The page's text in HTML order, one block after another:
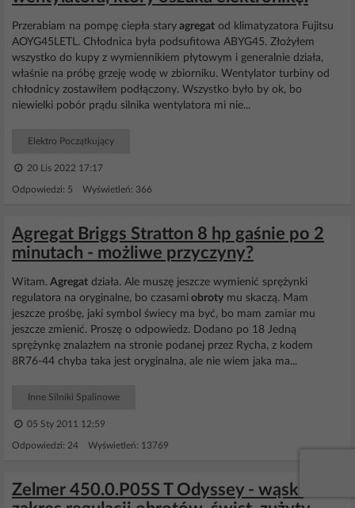
Przerabiam na pompę ciepła stary agregat od klimatyzatora Fujitsu
AOYG45LETL. Chłodnica była podsufitowa ABYG45. Złożyłem
wszystko do kupy z wymiennikiem płytowym i generalnie działa,
właśnie na próbę grzeję wodę w zbiorniku. Wentylator turbiny od
chłodnicy zostawiłem podłączony. Wszystko było by ok, bo
niewielki pobór prądu silnika wentylatora mi nie...
Elektro Początkujący
20 Lis 2022 17:17
Odpowiedzi: 5 Wyświetleń: 366
Agregat Briggs Stratton 8 hp gaśnie po 2
minutach - możliwe przyczyny?
Witam. Agregat działa. Ale muszę jeszcze wymienić sprężynki
regulatora na oryginalne, bo czasami obroty mu skaczą. Mam
jeszcze prośbę, jaki symbol świecy ma być, bo mam zamiar mu
jeszcze zmienić. Proszę o odpowiedz. Dodano po 18 Jedną
sprężynkę znalazłem na stronie podanej przez Rycha, z kodem
8R76-44 chyba taka jest oryginalna, ale nie wiem jaka ma...
Inne Silniki Spalinowe
05 Sty 2011 12:59
Odpowiedzi: 24 Wyświetleń: 13769
Zelmer 450.0.P05S T Odyssey - wąski